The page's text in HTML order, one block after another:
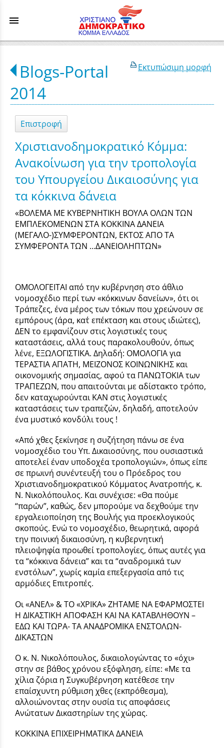
menu
Εκτυπώσιμη μορφή
Blogs-Portal
2014
Επιστροφή
Xριστιανοδημοκρατικό Κόμμα:
Ανακοίνωση για την τροπολογία
του Υπουργείου Δικαιοσύνης για
τα κόκκινα δάνεια
«ΒΟΛΕΜΑ ΜΕ ΚΥΒΕΡΝΗΤΙΚΗ ΒΟΥΛΑ ΟΛΩΝ ΤΩΝ
ΕΜΠΛΕΚΟΜΕΝΩΝ ΣΤΑ ΚΟΚΚΙΝΑ ΔΑΝΕΙΑ
(ΜΕΓΑΛΟ-)ΣΥΜΦΕΡΟΝΤΩΝ, ΕΚΤΟΣ ΑΠΟ ΤΑ
ΣΥΜΦΕΡΟΝΤΑ ΤΩΝ …ΔΑΝΕΙΟΛΗΠΤΩΝ»
ΟΜΟΛΟΓΕΙΤΑΙ από την κυβέρνηση στο άθλιο
νομοσχέδιο περί των «κόκκινων δανείων», ότι οι
Τράπεζες, ένα μέρος των τόκων που χρεώνουν σε
εμπόρους (άρα, κατ΄ επέκταση και στους ιδιώτες),
ΔΕΝ το εμφανίζουν στις λογιστικές τους
καταστάσεις, αλλά τους παρακολουθούν, όπως
λένε, ΕΞΩΛΟΓΙΣΤΙΚΑ. Δηλαδή: ΟΜΟΛΟΓΙΑ για
ΤΕΡΑΣΤΙΑ ΑΠΑΤΗ, ΜΕΙΖΟΝΟΣ ΚΟΙΝΩΝΙΚΗΣ και
οικονομικής σημασίας, αφού τα ΠΑΝΩΤΟΚΙΑ των
ΤΡΑΠΕΖΩΝ, που απαιτούνται με αδίστακτο τρόπο,
δεν καταχωρούνται ΚΑΝ στις λογιστικές
καταστάσεις των τραπεζών, δηλαδή, αποτελούν
ένα μυστικό κονδύλι τους !
«Από χθες ξεκίνησε η συζήτηση πάνω σε ένα
νομοσχέδιο του Υπ. Δικαιοσύνης, που ουσιαστικά
αποτελεί έναν υποδοχέα τροπολογιών», όπως είπε
σε πρωινή συνέντευξή του ο Πρόεδρος του
Χριστιανοδημοκρατικού Κόμματος Ανατροπής, κ.
Ν. Νικολόπουλος. Και συνέχισε: «Θα πούμε
“παρών”, καθώς, δεν μπορούμε να δεχθούμε την
εργαλειοποίηση της Βουλής για προεκλογικούς
σκοπούς. Ενώ το νομοσχέδιο, θεωρητικά, αφορά
την ποινική δικαιοσύνη, η κυβερνητική
πλειοψηφία προωθεί τροπολογίες, όπως αυτές για
τα “κόκκινα δάνεια” και τα “αναδρομικά των
ενστόλων”, χωρίς καμία επεξεργασία από τις
αρμόδιες Επιτροπές.
Οι «ΑΝΕΛ» & ΤΟ «ΧΡΙΚΑ» ΖΗΤΑΜΕ ΝΑ ΕΦΑΡΜΟΣΤΕΙ
Η ΔΙΚΑΣΤΙΚΗ ΑΠΟΦΑΣΗ ΚΑΙ ΝΑ ΚΑΤΑΒΛΗΘΟΥΝ –
ΕΔΩ ΚΑΙ ΤΩΡΑ- ΤΑ ΑΝΑΔΡΟΜΙΚΑ ΕΝΣΤΟΛΩΝ-
ΔΙΚΑΣΤΩΝ
Ο κ. Ν. Νικολόπουλος, δικαιολογώντας το «όχι»
στην σε βάθος χρόνου εξόφληση, είπε: «Με τα
χίλια ζόρια η Συγκυβέρνηση κατέθεσε την
επαίσχυντη ρύθμιση χθες (εκπρόθεσμα),
αλλοιώνοντας στην ουσία τις αποφάσεις
Ανώτατων Δικαστηρίων της χώρας.
ΚΟΚΚΙΝΑ ΕΠΙΧΕΙΡΗΜΑΤΙΚΑ ΔΑΝΕΙΑ